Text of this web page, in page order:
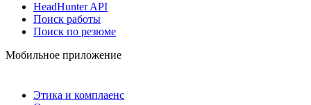
HeadHunter API
Поиск работы
Поиск по резюме
Мобильное приложение
Этика и комплаенс